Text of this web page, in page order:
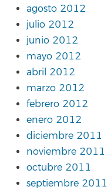
agosto 2012
julio 2012
junio 2012
mayo 2012
abril 2012
marzo 2012
febrero 2012
enero 2012
diciembre 2011
noviembre 2011
octubre 2011
septiembre 2011